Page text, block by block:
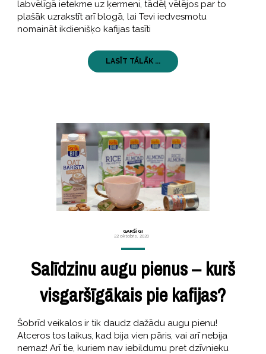
labvēlīgā ietekme uz ķermeni, tādēļ vēlējos par to
plašāk uzrakstīt arī blogā, lai Tevi iedvesmotu
nomaināt ikdienišķo kafijas tasīti
LASĪT TĀLĀK ...
GARŠĪGI
22 oktobris, 2020
Salīdzinu augu pienus – kurš
visgaršīgākais pie kafijas?
Šobrīd veikalos ir tik daudz dažādu augu pienu!
Atceros tos laikus, kad bija vien pāris, vai arī nebija
nemaz! Arī tie, kuriem nav iebildumu pret dzīvnieku